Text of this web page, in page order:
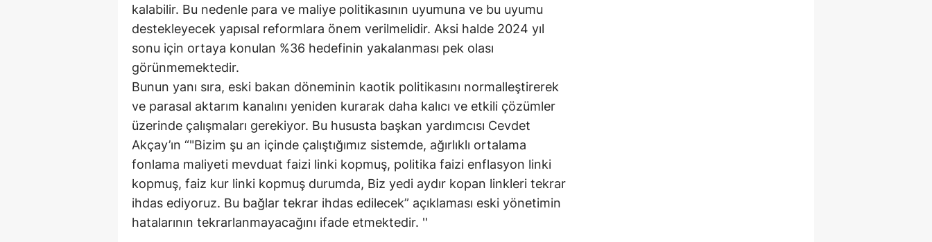
kalabilir. Bu nedenle para ve maliye politikasının uyumuna ve bu uyumu
destekleyecek yapısal reformlara önem verilmelidir. Aksi halde 2024 yıl
sonu için ortaya konulan %36 hedefinin yakalanması pek olası
görünmemektedir.
Bunun yanı sıra, eski bakan döneminin kaotik politikasını normalleştirerek
ve parasal aktarım kanalını yeniden kurarak daha kalıcı ve etkili çözümler
üzerinde çalışmaları gerekiyor. Bu hususta başkan yardımcısı Cevdet
Akçay’ın “"Bizim şu an içinde çalıştığımız sistemde, ağırlıklı ortalama
fonlama maliyeti mevduat faizi linki kopmuş, politika faizi enflasyon linki
kopmuş, faiz kur linki kopmuş durumda, Biz yedi aydır kopan linkleri tekrar
ihdas ediyoruz. Bu bağlar tekrar ihdas edilecek” açıklaması eski yönetimin
hatalarının tekrarlanmayacağını ifade etmektedir. ''